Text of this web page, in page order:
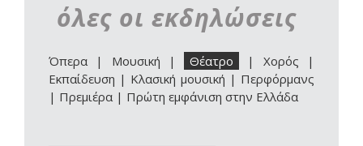
όλες οι εκδηλώσεις
Όπερα | Μουσική | Θέατρο | Χορός |
Εκπαίδευση | Κλασική μουσική | Περφόρμανς
| Πρεμιέρα | Πρώτη εμφάνιση στην Ελλάδα